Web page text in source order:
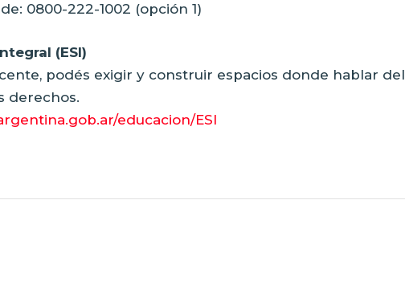
0800-222-1002 (opción 1)
(ESI)
podés exigir y construir espacios donde hablar del
derechos.
educacion/ESI